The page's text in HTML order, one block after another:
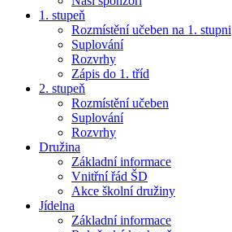
1. stupeň
Rozmístění učeben na 1. stupni
Suplování
Rozvrhy
Zápis do 1. tříd
2. stupeň
Rozmístění učeben
Suplování
Rozvrhy
Družina
Základní informace
Vnitřní řád ŠD
Akce školní družiny
Jídelna
Základní informace